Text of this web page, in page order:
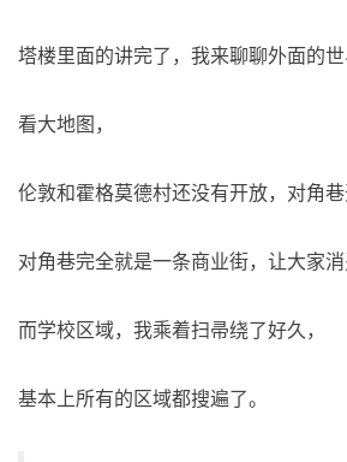
塔楼里面的讲完了，我来聊聊外面的
看大地图，
伦敦和霍格莫德村还没有开放，对角
对角巷完全就是一条商业街，让大家消
而学校区域，我乘着扫帚绕了好久，
基本上所有的区域都搜遍了。